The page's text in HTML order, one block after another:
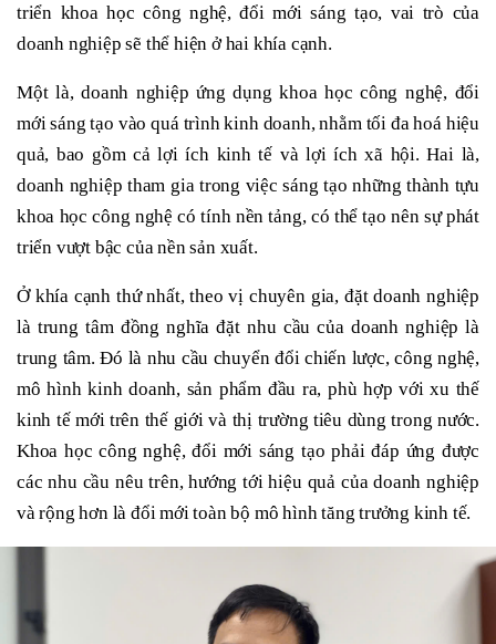
triển khoa học công nghệ, đổi mới sáng tạo, vai trò của
doanh nghiệp sẽ thể hiện ở hai khía cạnh.
Một là, doanh nghiệp ứng dụng khoa học công nghệ, đổi
mới sáng tạo vào quá trình kinh doanh, nhằm tối đa hoá hiệu
quả, bao gồm cả lợi ích kinh tế và lợi ích xã hội. Hai là,
doanh nghiệp tham gia trong việc sáng tạo những thành tựu
khoa học công nghệ có tính nền tảng, có thể tạo nên sự phát
triển vượt bậc của nền sản xuất.
Ở khía cạnh thứ nhất, theo vị chuyên gia, đặt doanh nghiệp
là trung tâm đồng nghĩa đặt nhu cầu của doanh nghiệp là
trung tâm. Đó là nhu cầu chuyển đổi chiến lược, công nghệ,
mô hình kinh doanh, sản phẩm đầu ra, phù hợp với xu thế
kinh tế mới trên thế giới và thị trường tiêu dùng trong nước.
Khoa học công nghệ, đổi mới sáng tạo phải đáp ứng được
các nhu cầu nêu trên, hướng tới hiệu quả của doanh nghiệp
và rộng hơn là đổi mới toàn bộ mô hình tăng trưởng kinh tế.